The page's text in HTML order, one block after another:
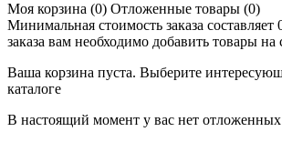
Моя корзина (0) Отложенные товары (0)
Минимальная стоимость заказа
заказа вам необходимо добавить товары на
Ваша корзина пуста. Выберите
каталоге
В настоящий момент у вас нет отложенных